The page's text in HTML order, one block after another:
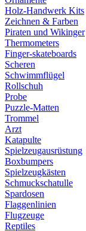
Holz-Handwerk Kits
Zeichnen & Farben
Piraten und Wikinger
Thermometers
Finger-skateboards
Scheren
Schwimmflügel
Rollschuh
Probe
Puzzle-Matten
Trommel
Arzt
Katapulte
Spielzeugausrüstung
Boxbumpers
Spielzeugkästen
Schmuckschatulle
Spardosen
Flaggenlinien
Flugzeuge
Reptiles